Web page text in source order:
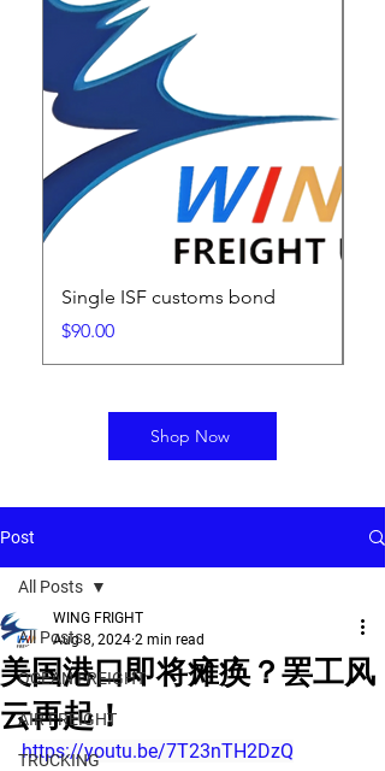
Single ISF customs bond
Price
$90.00
Shop Now
Post
All Posts
OCEAN FREIGHT
AIR FREIGHT
TRUCKING
All Posts
美国港口即将瘫痪？罢工风
云再起！
WING FRIGHT
Aug 8, 2024 2 min read
https://youtu.be/7T23nTH2DzQ